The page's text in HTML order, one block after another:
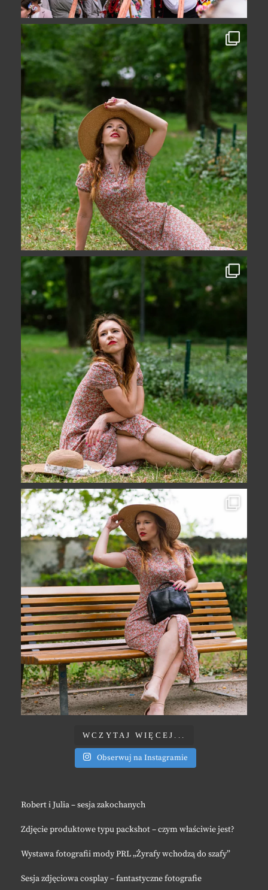
WCZYTAJ WIĘCEJ...
Obserwuj na Instagramie
Robert i Julia – sesja zakochanych
Zdjęcie produktowe typu packshot – czym właściwie jest?
Wystawa fotografii mody PRL „Żyrafy wchodzą do szafy”
Sesja zdjęciowa cosplay – fantastyczne fotografie